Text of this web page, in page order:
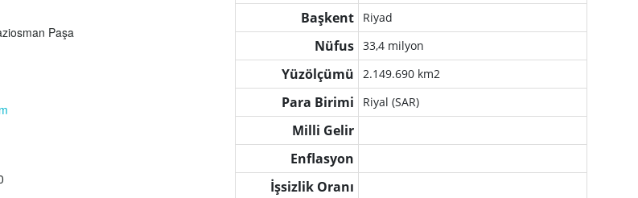
Paşa
Başkent
Riyad
Nüfus 33,4 milyon
Yüzölçümü 2.149.690 km2
Para Birimi Riyal (SAR)
Milli Gelir
Enflasyon
İşsizlik Oranı